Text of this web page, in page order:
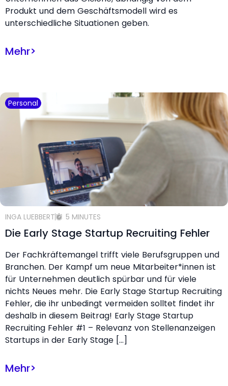
Produkt und dem Geschäftsmodell wird es
unterschiedliche Situationen geben.
Mehr>
Personal
INGA LUEBBERT 5 MINUTES
Die Early Stage Startup Recruiting Fehler
Der Fachkräftemangel trifft viele Berufsgruppen und
Branchen. Der Kampf um neue Mitarbeiter*innen ist
für Unternehmen deutlich spürbar und für viele
nichts Neues mehr. Die Early Stage Startup Recruiting
Fehler, die ihr unbedingt vermeiden solltet findet ihr
deshalb in diesem Beitrag! Early Stage Startup
Recruiting Fehler #1 – Relevanz von Stellenanzeigen
Startups in der Early Stage […]
Mehr>